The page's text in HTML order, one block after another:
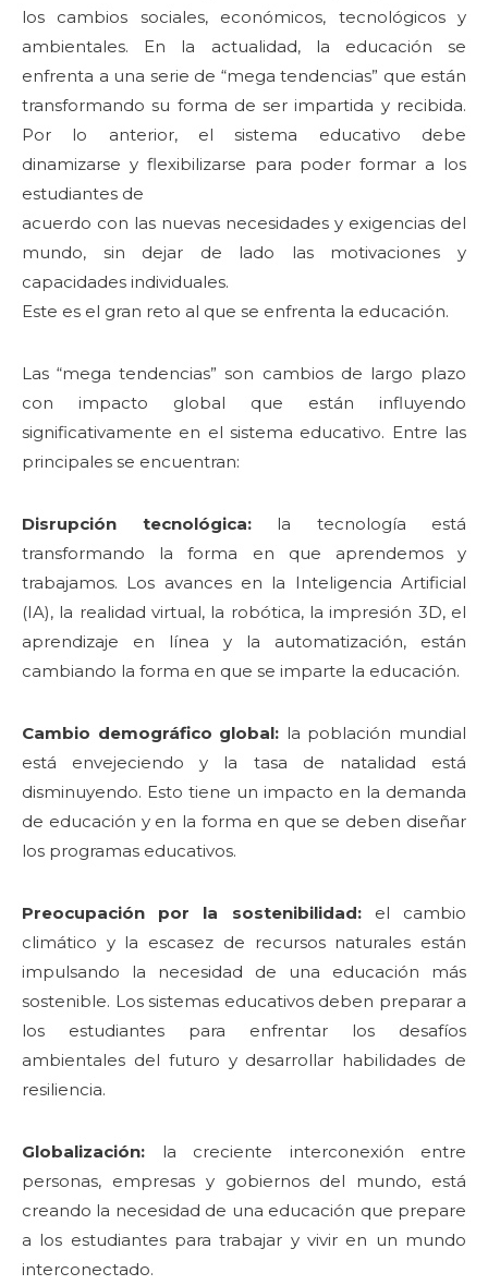
los cambios sociales, económicos, tecnológicos y
ambientales. En la actualidad, la educación se
enfrenta a una serie de “mega tendencias” que están
transformando su forma de ser impartida y recibida.
Por lo anterior, el sistema educativo debe
dinamizarse y flexibilizarse para poder formar a los
estudiantes de
acuerdo con las nuevas necesidades y exigencias del
mundo, sin dejar de lado las motivaciones y
capacidades individuales.
Este es el gran reto al que se enfrenta la educación.
Las “mega tendencias” son cambios de largo plazo
con impacto global que están influyendo
significativamente en el sistema educativo. Entre las
principales se encuentran:
Disrupción tecnológica:la tecnología está
transformando la forma en que aprendemos y
trabajamos. Los avances en la Inteligencia Artificial
(IA), la realidad virtual, la robótica, la impresión 3D, el
aprendizaje en línea y la automatización, están
cambiando la forma en que se imparte la educación.
Cambio demográfico global: la población mundial
está envejeciendo y la tasa de natalidad está
disminuyendo. Esto tiene un impacto en la demanda
de educación y en la forma en que se deben diseñar
los programas educativos.
Preocupación por la sostenibilidad:el cambio
climático y la escasez de recursos naturales están
impulsando la necesidad de una educación más
sostenible. Los sistemas educativos deben preparar a
los estudiantes para enfrentar los desafíos
ambientales del futuro y desarrollar habilidades de
resiliencia.
Globalización: la creciente interconexión entre
personas, empresas y gobiernos del mundo, está
creando la necesidad de una educación que prepare
a los estudiantes para trabajar y vivir en un mundo
interconectado.